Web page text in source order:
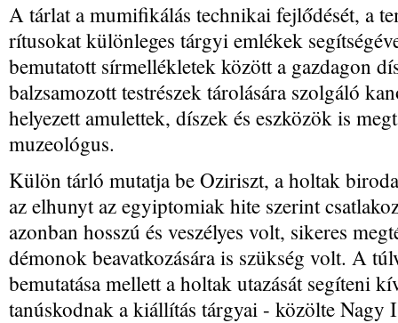
A tárlat a mumifikálás technikai fejlődését, a
rítusokat különleges tárgyi emlékek
bemutatott sírmellékletek között a gazdagon
balzsamozott testrészek tárolására szolgáló
helyezett amulettek, díszek és eszközök is
muzeológus.
Külön tárló mutatja be Oziriszt, a holtak
az elhunyt az egyiptomiak hite szerint
azonban hosszú és veszélyes volt, sikeres
démonok beavatkozására is szükség volt. A
bemutatása mellett a holtak utazását segíteni
tanúskodnak a kiállítás tárgyai - közölte Nagy